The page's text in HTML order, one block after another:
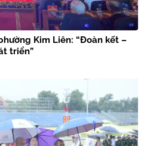
Kim Liên: “Đoàn kết –
triển”